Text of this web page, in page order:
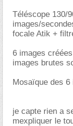
Téléscope 130/
images/
focale Atik +
6 images
images brutes
Mosaïque des
je capte rien a
mexpliquer le